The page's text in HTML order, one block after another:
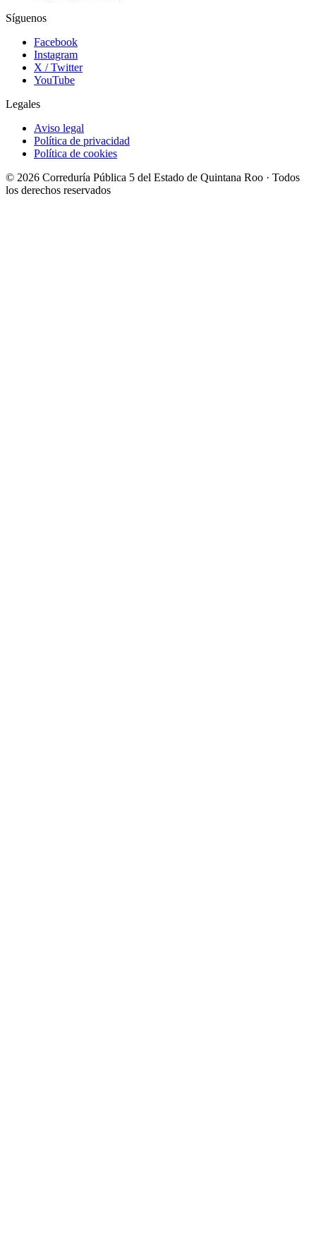
Síguenos
Facebook
Instagram
X / Twitter
YouTube
Legales
Aviso legal
Política de privacidad
Política de cookies
© 2026 Correduría Pública 5 del Estado de Quintana Roo · Todos
los derechos reservados